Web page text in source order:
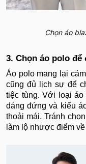
Chọn áo
3. Chọn áo polo
Áo polo mang lại
cũng đủ lịch sự để
tiệc tùng. Với loại áo
dáng đứng và kiểu
thoải mái. Tránh
làm lộ nhược điểm